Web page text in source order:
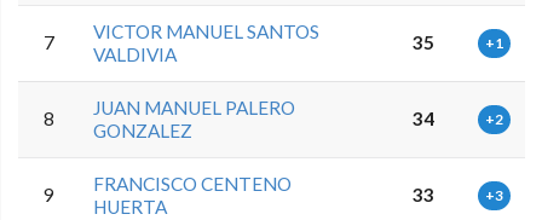
7
VICTOR MANUEL SANTOS
VALDIVIA
35 +1
8
JUAN MANUEL PALERO
GONZALEZ
34 +2
9
FRANCISCO CENTENO
HUERTA
33 +3